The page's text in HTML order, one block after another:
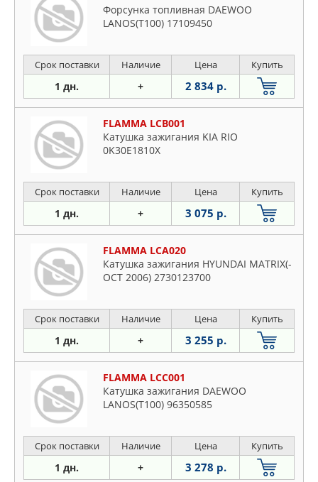
Форсунка топливная DAEWOO
LANOS(T100) 17109450
Срок поставки Наличие Цена Купить
1 дн. + 2 834 р.
FLAMMA LCB001
Катушка зажигания KIA RIO
0K30E1810X
Срок поставки Наличие Цена Купить
1 дн. + 3 075 р.
FLAMMA LCA020
Катушка зажигания HYUNDAI MATRIX(-
OCT 2006) 2730123700
Срок поставки Наличие Цена Купить
1 дн. + 3 255 р.
FLAMMA LCC001
Катушка зажигания DAEWOO
LANOS(T100) 96350585
Срок поставки Наличие Цена Купить
1 дн. + 3 278 р.